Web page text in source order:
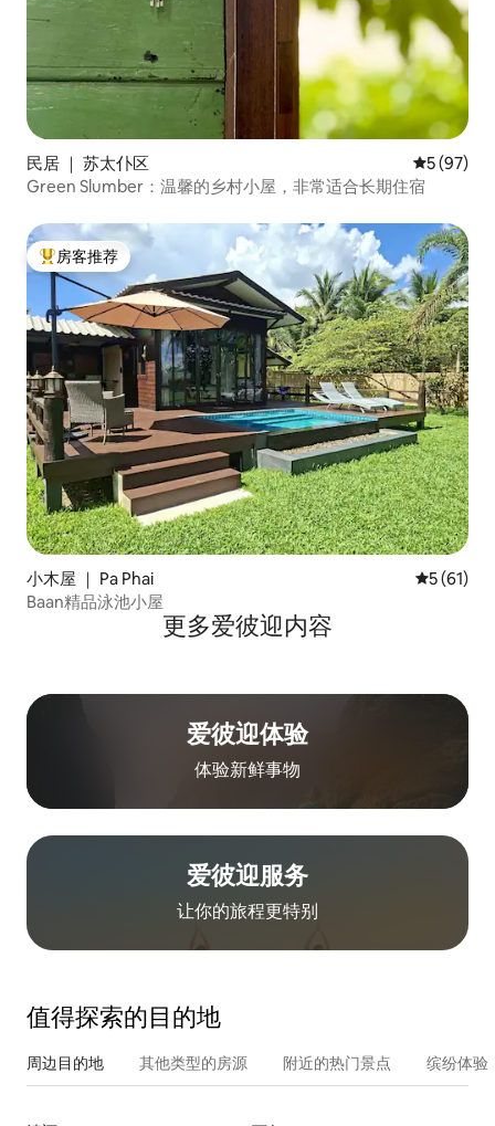
民居 ｜ 苏太仆区 平均评分
5 (97)
Green Slumber：温馨的乡村小屋，非常适合长期住宿
热门「房客推荐」
房客推荐
小木屋 ｜ Pa Phai 平均评分
5 (61)
Baan精品泳池小屋
更多爱彼迎内容
爱彼迎体验
体验新鲜事物
爱彼迎服务
让你的旅程更特别
值得探索的目的地
周边目的地 其他类型的房源 附近的热门景点 缤纷体验